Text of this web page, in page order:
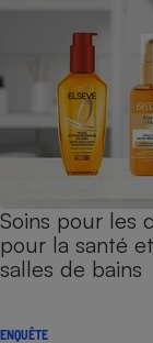
Soins pour les
pour la santé
salles de bains
ENQUÊTE